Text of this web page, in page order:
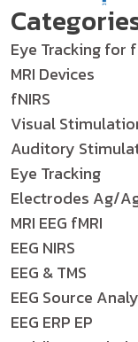
Eye Tracking for
MRI Devices
fNIRS
Visual
Auditory
Eye Tracking
Electrodes Ag/
MRI EEG fMRI
EEG NIRS
EEG & TMS
EEG Source
EEG ERP EP